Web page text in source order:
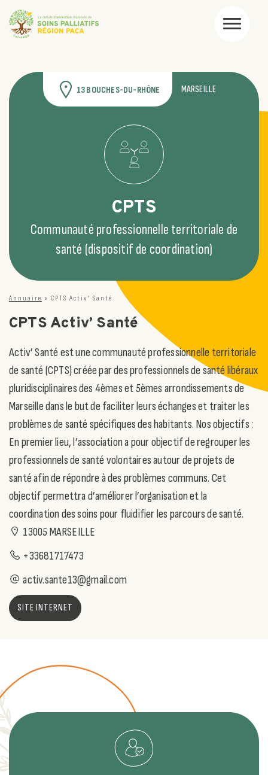
13 BOUCHES-DU-RHÔNE MARSEILLE
CPTS
Communauté professionnelle territoriale de
santé (dispositif de coordination)
Annuaire » CPTS Activ’ Santé
CPTS Activ’ Santé
Activ’ Santé est une communauté professionnelle territoriale
de santé (CPTS) créée par des professionnels de santé libéraux
pluridisciplinaires des 4èmes et 5èmes arrondissements de
Marseille dans le but de faciliter leurs échanges et traiter les
problèmes de santé spécifiques des habitants. Nos objectifs :
En premier lieu, l’association a pour objectif de regrouper les
professionnels de santé volontaires autour de projets de
santé afin de répondre à des problèmes communs. Cet
objectif permettra d’améliorer l’organisation et la
coordination des soins pour fluidifier les parcours de santé.
13005 MARSEILLE
+33681717473
activ.sante13@gmail.com
SITE INTERNET